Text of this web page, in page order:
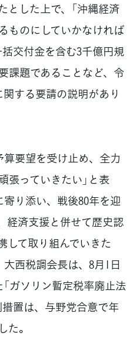
とした上で、「沖縄経済
ものにしていかなければ
括交付金を含む3千億円規
課題であることなど、令
する要請の説明があり
要望を受け止め、全力
張っていきたい」と表
寄り添い、戦後80年を迎
経済支援と併せて歴史認
して取り組んでいきた
西税調会長は、8月1日
ガソリン暫定税率廃止法
措置は、与野党合意で年
。